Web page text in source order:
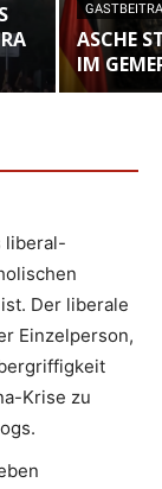
ASCHE
IM
liberal-
Der liberale
Einzelperson,
Krise zu